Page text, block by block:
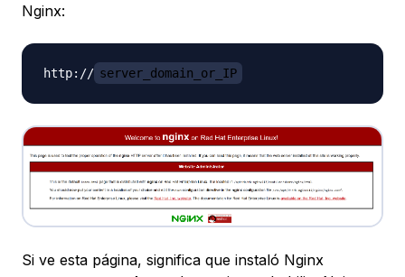
Nginx:
http:// server_domain_or_IP
Si ve esta página, significa que instaló Nginx